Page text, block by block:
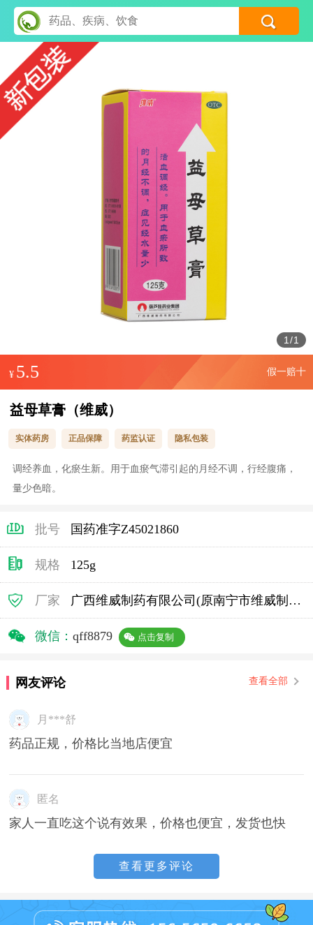
1 /1
¥ 5.5 假一赔十
益母草膏（维威）
实体药房 正品保障 药监认证 隐私包装
调经养血，化瘀生新。用于血瘀气滞引起的月经不调，行经腹痛，
量少色暗。
批号 国药准字Z45021860
规格 125g
厂家 广西维威制药有限公司(原南宁市维威制药有限公司)
微信： qff8879 点击复制
网友评论 查看全部
月***舒
药品正规，价格比当地店便宜
匿名
家人一直吃这个说有效果，价格也便宜，发货也快
查看更多评论